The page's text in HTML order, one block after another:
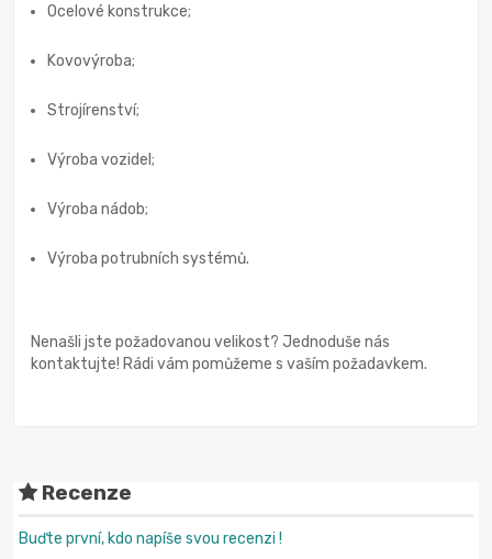
Ocelové konstrukce;
Kovovýroba;
Strojírenství;
Výroba vozidel;
Výroba nádob;
Výroba potrubních systémů.
Nenašli jste požadovanou velikost? Jednoduše nás
kontaktujte! Rádi vám pomůžeme s vaším požadavkem.
Recenze
Buďte první, kdo napíše svou recenzi !